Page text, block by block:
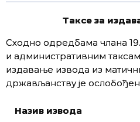
Таксе за
Сходно одредбама члана
и административним
издавање извода из
држављанству је
Назив извода